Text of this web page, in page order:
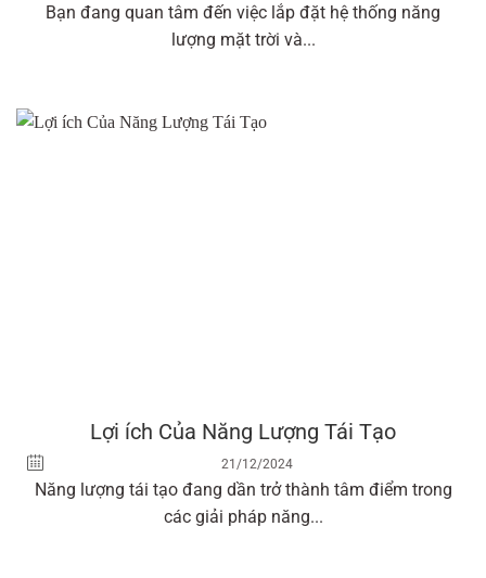
Bạn đang quan tâm đến việc lắp đặt hệ thống năng
lượng mặt trời và...
Lợi ích Của Năng Lượng Tái Tạo
21/12/2024
Năng lượng tái tạo đang dần trở thành tâm điểm trong
các giải pháp năng...